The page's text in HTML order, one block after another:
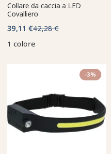
Collare da caccia a LED
Covalliero
39,11 €42,28 €
1 colore
-3%